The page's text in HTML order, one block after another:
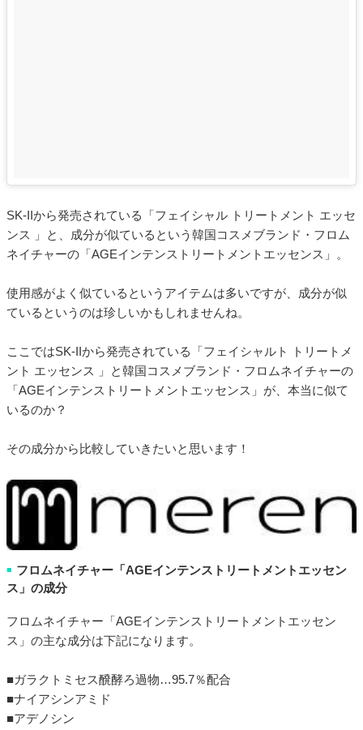
SK-IIから発売されている「フェイシャル トリートメント エッセ
ンス 」と、成分が似ているという韓国コスメブランド・フロム
ネイチャーの「AGEインテンストリートメントエッセンス」。
使用感がよく似ているというアイテムは多いですが、成分が似
ているというのは珍しいかもしれませんね。
ここではSK-IIから発売されている「フェイシャルト トリートメ
ント エッセンス 」と韓国コスメブランド・フロムネイチャーの
「AGEインテンストリートメントエッセンス」が、本当に似て
いるのか？
その成分から比較していきたいと思います！
■ フロムネイチャー「AGEインテンストリートメントエッセン
ス」の成分
フロムネイチャー「AGEインテンストリートメントエッセン
ス」の主な成分は下記になります。
■ガラクトミセス醗酵ろ過物…95.7％配合
■ナイアシンアミド
■アデノシン